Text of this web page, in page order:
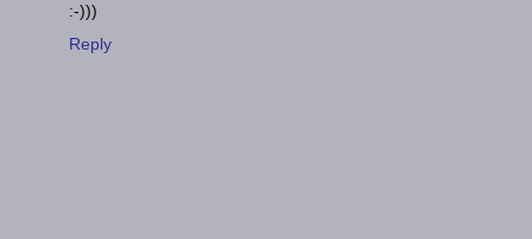
:-)))
Reply